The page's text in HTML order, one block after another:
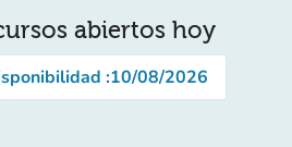
abiertos hoy
:10/08/2026